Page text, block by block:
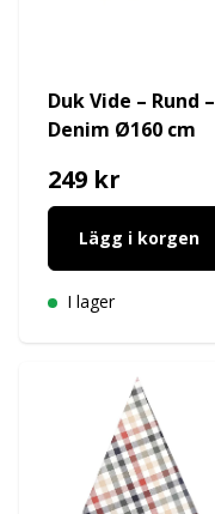
Duk Vide – Rund –
Denim Ø160 cm
249 kr
Lägg i korgen
I lager